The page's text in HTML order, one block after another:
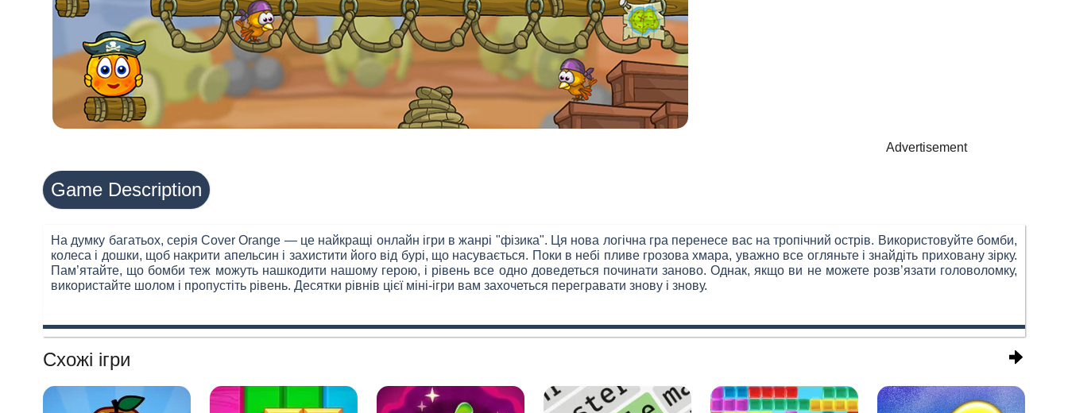
Advertisement
Game Description
На думку багатьох, серія Cover Orange — це найкращі онлайн ігри в жанрі "фізика". Ця нова логічна гра перенесе вас на тропічний острів. Використовуйте бомби,
колеса і дошки, щоб накрити апельсин і захистити його від бурі, що насувається. Поки в небі пливе грозова хмара, уважно все огляньте і знайдіть приховану зірку.
Пам’ятайте, що бомби теж можуть нашкодити нашому герою, і рівень все одно доведеться починати заново. Однак, якщо ви не можете розв’язати головоломку,
використайте шолом і пропустіть рівень. Десятки рівнів цієї міні-ігри вам захочеться перегравати знову і знову.
Схожі ігри